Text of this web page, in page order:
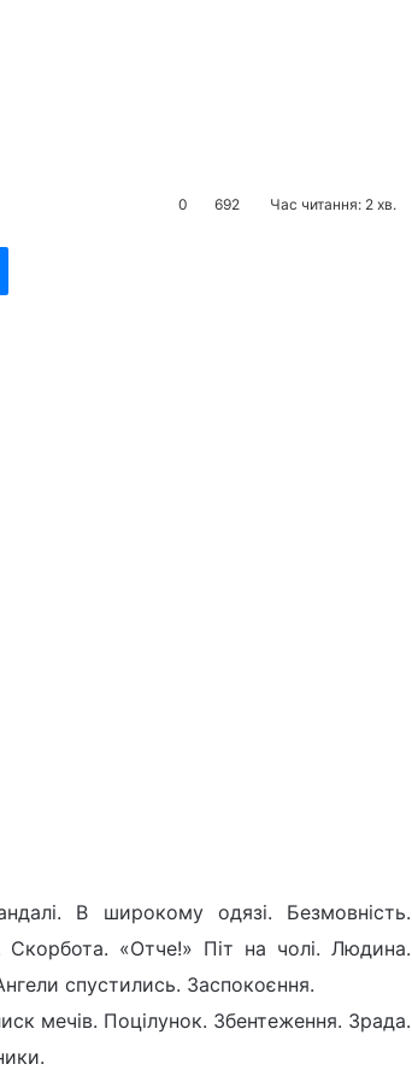
0 692 Час читання: 2 хв.
В широкому одязі. Безмовність.
«Отче!» Піт на чолі. Людина.
спустились. Заспокоєння.
мечів. Поцілунок. Збентеження. Зрада.